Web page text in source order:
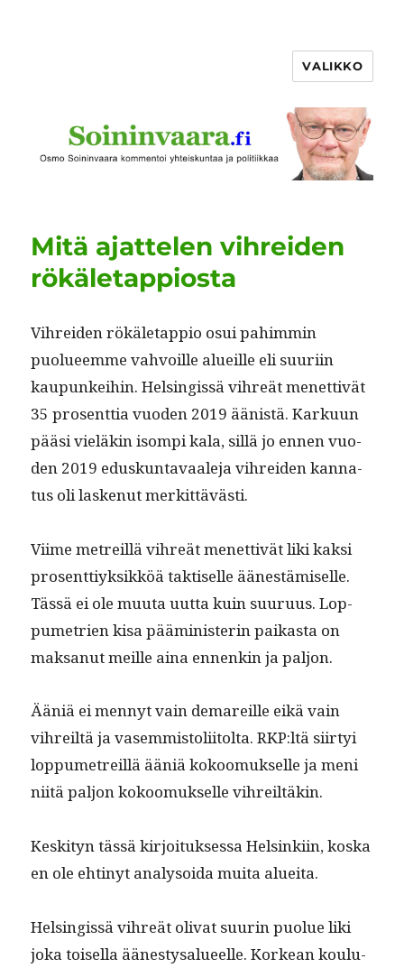
VALIKKO
Mitä ajattelen vihreiden
rökäletappiosta
Vihrei­den rökäle­tap­pio osui pahim­min
puolueemme vahvoille alueille eli suuri­in
kaupunkei­hin. Helsingis­sä vihreät menet­tivät
35 pros­ent­tia vuo­den 2019 äänistä. Karku­un
pääsi vieläkin isom­pi kala, sil­lä jo ennen vuo­
den 2019 eduskun­tavaale­ja vihrei­den kan­na­
tus oli laskenut merkittävästi.
Viime metreil­lä vihreät menet­tivät liki kak­si
pros­ent­tiyk­sikköä tak­tiselle äänestämiselle.
Tässä ei ole muu­ta uut­ta kuin suu­ru­us. Lop­
pume­trien kisa päämin­is­terin paikas­ta on
mak­sanut meille aina ennenkin ja paljon.
Ääniä ei men­nyt vain demareille eikä vain
vihreiltä ja vasem­mis­toli­itol­ta. RKP:ltä siir­tyi
lop­pume­treil­lä ääniä kokoomuk­selle ja meni
niitä paljon kokoomuk­selle vihreiltäkin.
Keski­tyn tässä kir­joituk­ses­sa Helsinki­in, kos­ka
en ole ehtinyt analysoi­da mui­ta alueita.
Helsingis­sä vihreät oli­vat suurin puolue liki
joka toisel­la äänestysalueelle. Korkean koulu­